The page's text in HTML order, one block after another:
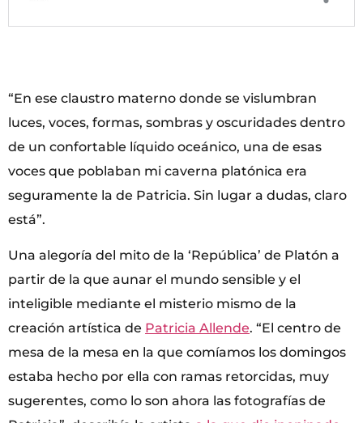
“En ese claustro materno donde se vislumbran
luces, voces, formas, sombras y oscuridades dentro
de un confortable líquido oceánico, una de esas
voces que poblaban mi caverna platónica era
seguramente la de Patricia. Sin lugar a dudas, claro
está”.
Una alegoría del mito de la ‘República’ de Platón a
partir de la que aunar el mundo sensible y el
inteligible mediante el misterio mismo de la
creación artística de Patricia Allende. “El centro de
mesa de la mesa en la que comíamos los domingos
estaba hecho por ella con ramas retorcidas, muy
sugerentes, como lo son ahora las fotografías de